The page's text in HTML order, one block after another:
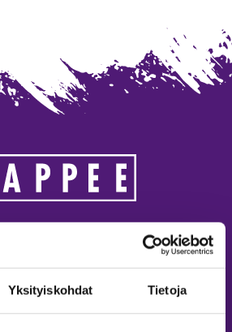
Yksityiskohdat Tietoja
200
Salmentaka, Pälkäne